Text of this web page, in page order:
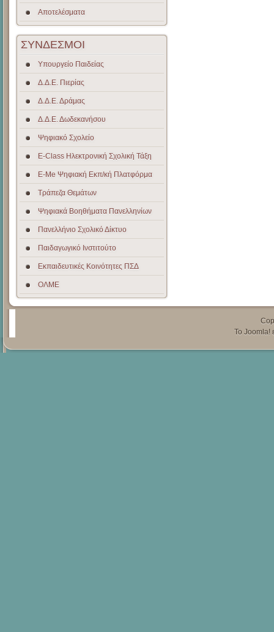
Αποτελέσματα
ΣΥΝΔΕΣΜΟΙ
Υπουργείο Παιδείας
Δ.Δ.Ε. Πιερίας
Δ.Δ.Ε. Δράμας
Δ.Δ.Ε. Δωδεκανήσου
Ψηφιακό Σχολείο
E-Class Ηλεκτρονική Σχολική Τάξη
E-Me Ψηφιακή Εκπ/κή Πλατφόρμα
Τράπεζα Θεμάτων
Ψηφιακά Βοηθήματα Πανελληνίων
Πανελλήνιο Σχολικό Δίκτυο
Παιδαγωγικό Ινστιτούτο
Εκπαιδευτικές Κοινότητες ΠΣΔ
ΟΛΜΕ
Το Joomla!